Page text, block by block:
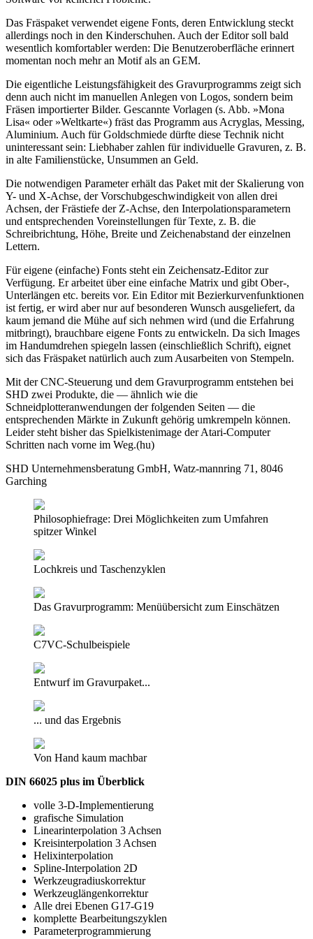
Das Fräspaket verwendet eigene Fonts, deren Entwicklung steckt
allerdings noch in den Kinderschuhen. Auch der Editor soll bald
wesentlich komfortabler werden: Die Benutzeroberfläche erinnert
momentan noch mehr an Motif als an GEM.
Die eigentliche Leistungsfähigkeit des Gravurprogramms zeigt sich
denn auch nicht im manuellen Anlegen von Logos, sondern beim
Fräsen importierter Bilder. Gescannte Vorlagen (s. Abb. »Mona
Lisa« oder »Weltkarte«) fräst das Programm aus Acryglas, Messing,
Aluminium. Auch für Goldschmiede dürfte diese Technik nicht
uninteressant sein: Liebhaber zahlen für individuelle Gravuren, z. B.
in alte Familienstücke, Unsummen an Geld.
Die notwendigen Parameter erhält das Paket mit der Skalierung von
Y- und X-Achse, der Vorschubgeschwindigkeit von allen drei
Achsen, der Frästiefe der Z-Achse, den Interpolationsparametern
und entsprechenden Voreinstellungen für Texte, z. B. die
Schreibrichtung, Höhe, Breite und Zeichenabstand der einzelnen
Lettern.
Für eigene (einfache) Fonts steht ein Zeichensatz-Editor zur
Verfügung. Er arbeitet über eine einfache Matrix und gibt Ober-,
Unterlängen etc. bereits vor. Ein Editor mit Bezierkurvenfunktionen
ist fertig, er wird aber nur auf besonderen Wunsch ausgeliefert, da
kaum jemand die Mühe auf sich nehmen wird (und die Erfahrung
mitbringt), brauchbare eigene Fonts zu entwickeln. Da sich Images
im Handumdrehen spiegeln lassen (einschließlich Schrift), eignet
sich das Fräspaket natürlich auch zum Ausarbeiten von Stempeln.
Mit der CNC-Steuerung und dem Gravurprogramm entstehen bei
SHD zwei Produkte, die — ähnlich wie die
Schneidplotteranwendungen der folgenden Seiten — die
entsprechenden Märkte in Zukunft gehörig umkrempeln können.
Leider steht bisher das Spielkistenimage der Atari-Computer
Schritten nach vorne im Weg.(hu)
SHD Unternehmensberatung GmbH, Watz-mannring 71, 8046
Garching
Philosophiefrage: Drei Möglichkeiten zum Umfahren
spitzer Winkel
Lochkreis und Taschenzyklen
Das Gravurprogramm: Menüübersicht zum Einschätzen
C7VC-Schulbeispiele
Entwurf im Gravurpaket...
... und das Ergebnis
Von Hand kaum machbar
DIN 66025 plus im Überblick
volle 3-D-Implementierung
grafische Simulation
Linearinterpolation 3 Achsen
Kreisinterpolation 3 Achsen
Helixinterpolation
Spline-Interpolation 2D
Werkzeugradiuskorrektur
Werkzeuglängenkorrektur
Alle drei Ebenen G17-G19
komplette Bearbeitungszyklen
Parameterprogrammierung